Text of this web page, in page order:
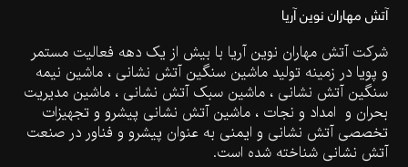
آتش مهاران نوین آریا
شرکت آتش مهاران نوین آریا با بیش از یک دهه فعالیت مستمر
و پویا در زمینه تولید ماشین سنگین آتش نشانی ، ماشین نیمه
سنگین آتش نشانی ، ماشین سبک آتش نشانی ، ماشین مدیریت
بحران و امداد و نجات ، ماشین آتش نشانی پیشرو و تجهیزات
تخصصی آتش نشانی و ایمنی به عنوان پیشرو و فناور در صنعت
آتش نشانی شناخته شده است.